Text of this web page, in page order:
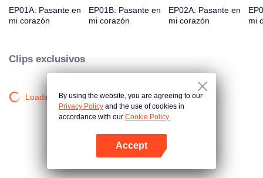
EP01A: Pasante en
mi corazón
EP01B: Pasante en
mi corazón
EP02A: Pasante en
mi corazón
mi
Clips exclusivos
Loading…By using the website, you are agreeing to our
Privacy Policy and the use of cookies in
accordance with our Cookie Policy.
Accept